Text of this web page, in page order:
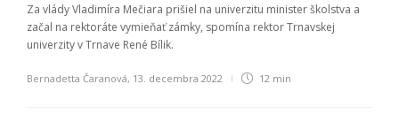
Za vlády Vladimíra Mečiara prišiel na univerzitu minister školstva a
začal na rektoráte vymieňať zámky, spomína rektor Trnavskej
univerzity v Trnave René Bílik.
Bernadetta Čaranová, 13. decembra 2022 12 min